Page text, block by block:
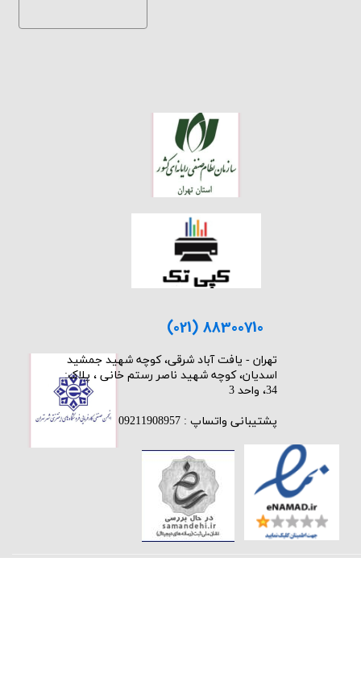
(021) 88300710
​تهران - یافت آباد شرقی، کوچه شهید جمشید
اسدیان، کوچه شهید ناصر رستم خانی ، پلاک:
34، واحد 3
پشتیبانی واتساپ : 09211908957